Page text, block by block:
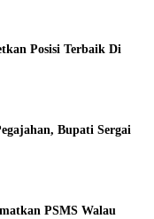
Posisi Terbaik Di
Bupati Sergai
PSMS Walau